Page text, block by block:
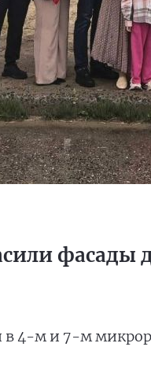
фасады
4-м и 7-м